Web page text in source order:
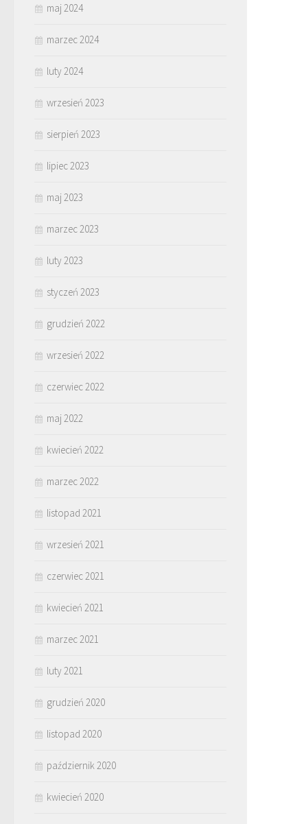
maj 2024
marzec 2024
luty 2024
wrzesień 2023
sierpień 2023
lipiec 2023
maj 2023
marzec 2023
luty 2023
styczeń 2023
grudzień 2022
wrzesień 2022
czerwiec 2022
maj 2022
kwiecień 2022
marzec 2022
listopad 2021
wrzesień 2021
czerwiec 2021
kwiecień 2021
marzec 2021
luty 2021
grudzień 2020
listopad 2020
październik 2020
kwiecień 2020